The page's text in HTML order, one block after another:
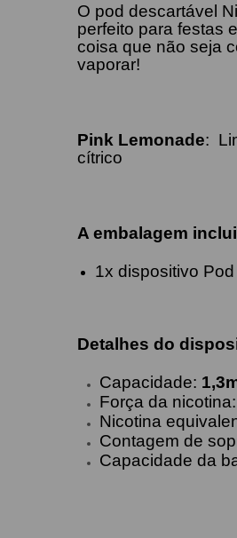
O pod descartável
perfeito para festas
coisa que não seja
vaporar!
Pink Lemonade:
cítrico
A embalagem
1x dispositivo
Detalhes do
Capacidade:
Força da nicotina:
Nicotina
Contagem de
Capacidade da